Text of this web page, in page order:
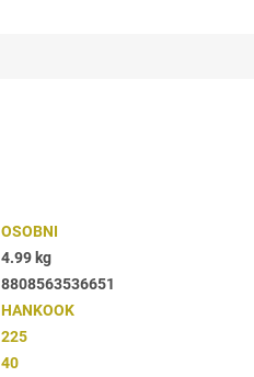
OSOBNI
4.99 kg
8808563536651
HANKOOK
225
40